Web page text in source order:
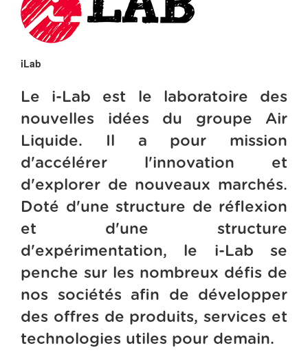
iLab
Le i-Lab est le laboratoire des
nouvelles idées du groupe Air
Liquide. Il a pour mission
d'accélérer l'innovation et
d'explorer de nouveaux marchés.
Doté d'une structure de réflexion
et d'une structure
d'expérimentation, le i-Lab se
penche sur les nombreux défis de
nos sociétés afin de développer
des offres de produits, services et
technologies utiles pour demain.